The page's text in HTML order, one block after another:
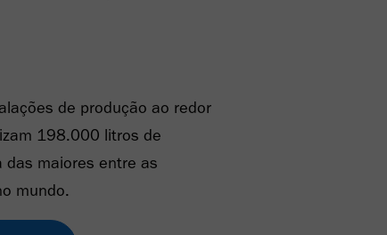
de produção ao redor
198.000 litros de
maiores entre as
mundo.